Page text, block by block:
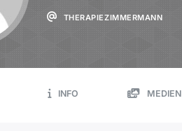
THERAPIEZIMMERMANN
INFO MEDIEN